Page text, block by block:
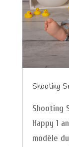
Shooting
Shooting
Happy 1
modèle